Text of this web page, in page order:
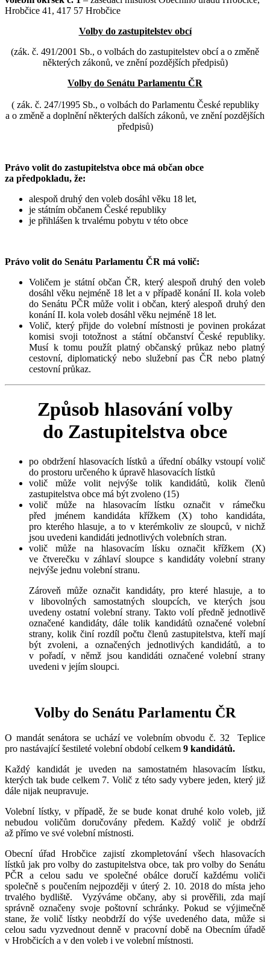
Hrobčice 41, 417 57 Hrobčice
Volby do zastupitelstev obcí
(zák. č. 491/2001 Sb., o volbách do zastupitelstev obcí a o změně
některých zákonů, ve znění pozdějších předpisů)
Volby do Senátu Parlamentu ČR
( zák. č. 247/1995 Sb., o volbách do Parlamentu České republiky
a o změně a doplnění některých dalších zákonů, ve znění pozdějších
předpisů)
Právo volit do zastupitelstva obce má občan obce
za předpokladu, že:
alespoň druhý den voleb dosáhl věku 18 let,
je státním občanem České republiky
je přihlášen k trvalému pobytu v této obce
Právo volit do Senátu Parlamentu ČR má volič:
Voličem je státní občan ČR, který alespoň druhý den voleb
dosáhl věku nejméně 18 let a v případě konání II. kola voleb
do Senátu PČR může volit i občan, který alespoň druhý den
konání II. kola voleb dosáhl věku nejméně 18 let.
Volič, který přijde do volební místnosti je povinen prokázat
komisi svoji totožnost a státní občanství České republiky.
Musí k tomu použít platný občanský průkaz nebo platný
cestovní, diplomatický nebo služební pas ČR nebo platný
cestovní průkaz.
Způsob hlasování volby
do Zastupitelstva obce
po obdržení hlasovacích lístků a úřední obálky vstoupí volič
do prostoru určeného k úpravě hlasovacích lístků
volič může volit nejvýše tolik kandidátů, kolik členů
zastupitelstva obce má být zvoleno (15)
volič může na hlasovacím lístku označit v rámečku
před jménem kandidáta křížkem (X) toho kandidáta,
pro kterého hlasuje, a to v kterémkoliv ze sloupců, v nichž
jsou uvedeni kandidáti jednotlivých volebních stran.
volič může na hlasovacím lísku označit křížkem (X)
ve čtverečku v záhlaví sloupce s kandidáty volební strany
nejvýše jednu volební stranu.
Zároveň může označit kandidáty, pro které hlasuje, a to
v libovolných samostatných sloupcích, ve kterých jsou
uvedeny ostatní volební strany. Takto volí předně jednotlivě
označené kandidáty, dále tolik kandidátů označené volební
strany, kolik činí rozdíl počtu členů zastupitelstva, kteří mají
být zvoleni, a označených jednotlivých kandidátů, a to
v pořadí, v němž jsou kandidáti označené volební strany
uvedeni v jejím sloupci.
Volby do Senátu Parlamentu ČR
O mandát senátora se uchází ve volebním obvodu č. 32 Teplice
pro nastávající šestileté volební období celkem 9 kandidátů.
Každý kandidát je uveden na samostatném hlasovacím lístku,
kterých tak bude celkem 7. Volič z této sady vybere jeden, který již
dále nijak neupravuje.
Volební lístky, v případě, že se bude konat druhé kolo voleb, již
nebudou voličům doručovány předem. Každý volič je obdrží
až přímo ve své volební místnosti.
Obecní úřad Hrobčice zajistí zkompletování všech hlasovacích
lístků jak pro volby do zastupitelstva obce, tak pro volby do Senátu
PČR a celou sadu ve společné obálce doručí každému voliči
společně s poučením nejpozději v úterý 2. 10. 2018 do místa jeho
trvalého bydliště. Vyzýváme občany, aby si prověřili, zda mají
správně označeny svoje poštovní schránky. Pokud se výjimečně
stane, že volič lístky neobdrží do výše uvedeného data, může si
celou sadu vyzvednout denně v pracovní době na Obecním úřadě
v Hrobčicích a v den voleb i ve volební místnosti.